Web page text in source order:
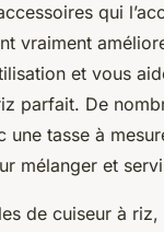
qui
vraiment
et vous
parfait. De
une tasse à
mélanger et
de cuiseur à